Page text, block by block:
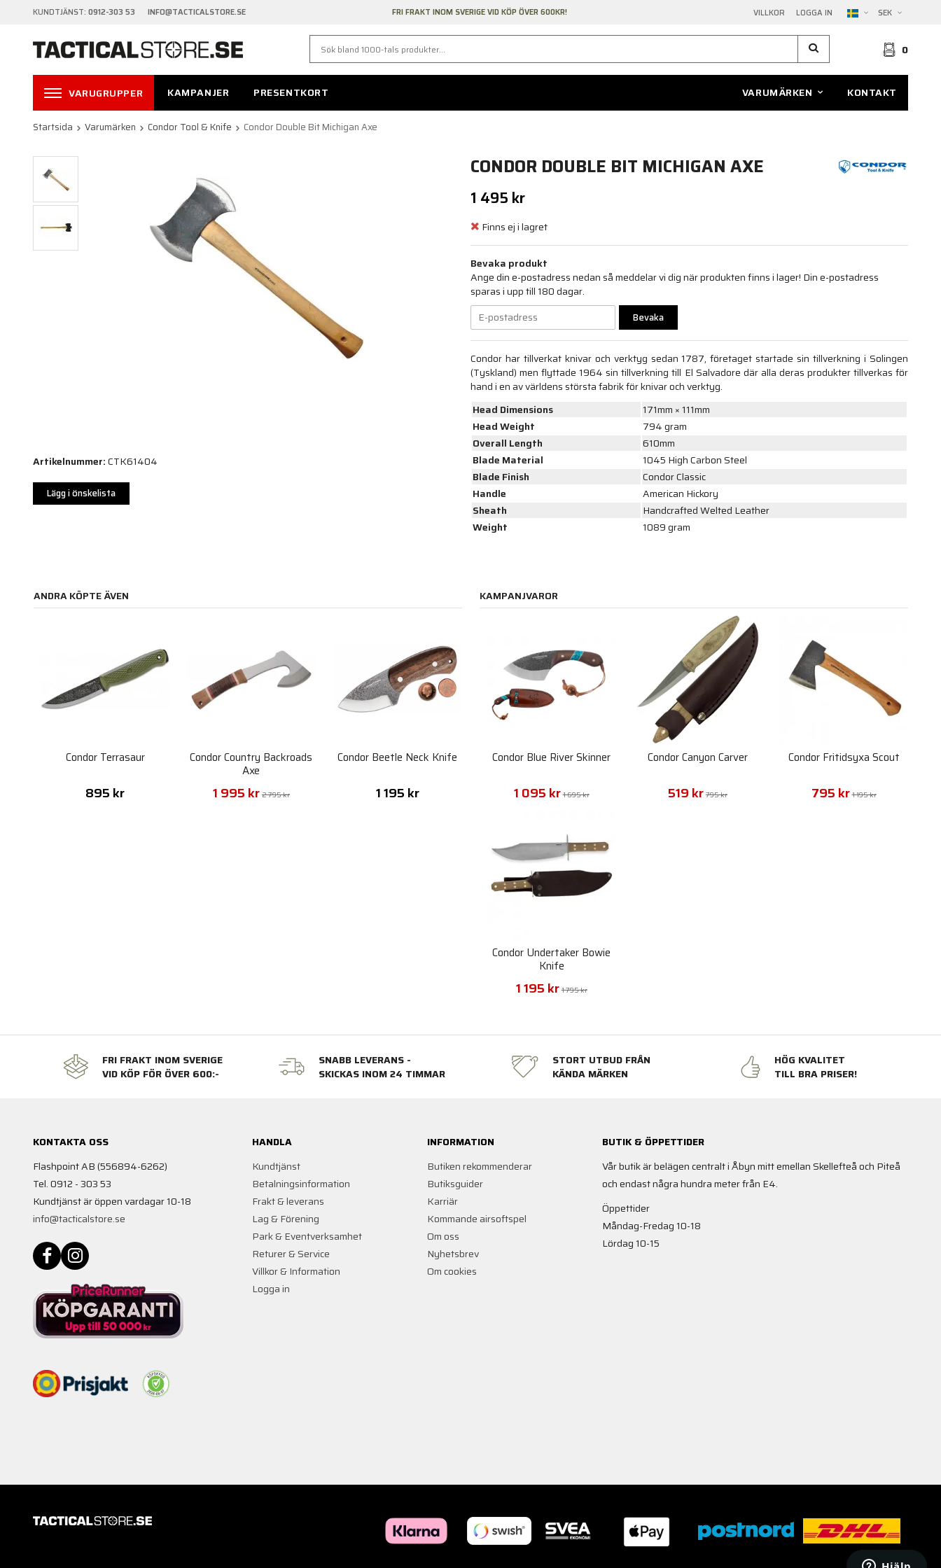
KUNDTJÄNST: 0912-303 53 INFO@TACTICALSTORE.SE VILLKOR LOGGA IN SEK
FRI FRAKT INOM SVERIGE VID KÖP ÖVER 600KR!
0
VARUGRUPPER KAMPANJER PRESENTKORT VARUMÄRKEN KONTAKT
Startsida Varumärken Condor Tool & Knife Condor Double Bit Michigan Axe
CONDOR DOUBLE BIT MICHIGAN AXE
1 495 kr
Finns ej i lagret
Bevaka produkt
Ange din e-postadress nedan så meddelar vi dig när produkten finns i lager! Din e-postadress
sparas i upp till 180 dagar.
Bevaka
Condor har tillverkat knivar och verktyg sedan 1787, företaget startade sin tillverkning i Solingen
(Tyskland) men flyttade 1964 sin tillverkning till El Salvadore där alla deras produkter tillverkas för
hand i en av världens största fabrik för knivar och verktyg.
Head Dimensions
171mm × 111mm
Head Weight
794 gram
Overall Length
610mm
Blade Material
1045 High Carbon Steel
Blade Finish
Condor Classic
Handle
American Hickory
Sheath
Handcrafted Welted Leather
Weight
1089 gram
Artikelnummer:CTK61404
Lägg i önskelista
ANDRA KÖPTE ÄVEN
Condor Terrasaur
895 kr
Condor Country Backroads
Axe
1 995 kr 2 795 kr
Condor Beetle Neck Knife
1 195 kr
KAMPANJVAROR
Condor Blue River Skinner
1 095 kr 1 695 kr
Condor Canyon Carver
519 kr 795 kr
Condor Fritidsyxa Scout
795 kr 1 195 kr
Condor Undertaker Bowie
Knife
1 195 kr 1 795 kr
FRI FRAKT INOM SVERIGE
VID KÖP FÖR ÖVER 600:-
SNABB LEVERANS -
SKICKAS INOM 24 TIMMAR
STORT UTBUD FRÅN
KÄNDA MÄRKEN
HÖG KVALITET
TILL BRA PRISER!
KONTAKTA OSS
Flashpoint AB (556894-6262)
Tel. 0912 - 303 53
Kundtjänst är öppen vardagar 10-18
info@tacticalstore.se
HANDLA
Kundtjänst
Betalningsinformation
Frakt & leverans
Lag & Förening
Park & Eventverksamhet
Returer & Service
Villkor & Information
Logga in
INFORMATION
Butiken rekommenderar
Butiksguider
Karriär
Kommande airsoftspel
Om oss
Nyhetsbrev
Om cookies
BUTIK & ÖPPETTIDER
Vår butik är belägen centralt i Åbyn mitt emellan Skellefteå och Piteå
och endast några hundra meter från E4.
Öppettider
Måndag-Fredag 10-18
Lördag 10-15